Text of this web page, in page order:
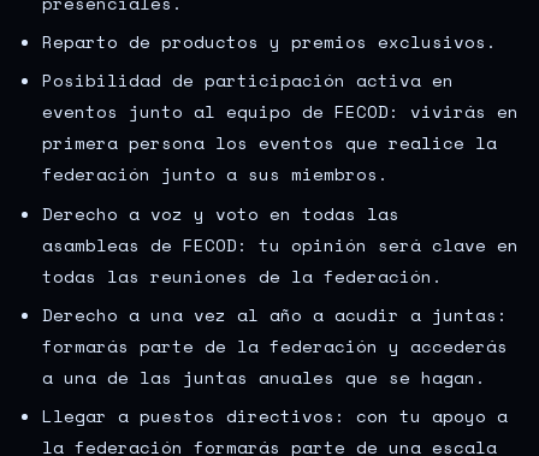
Reparto de productos y premios exclusivos.
Posibilidad de participación activa en
eventos junto al equipo de FECOD: vivirás en
primera persona los eventos que realice la
federación junto a sus miembros.
Derecho a voz y voto en todas las
asambleas de FECOD: tu opinión será clave en
todas las reuniones de la federación.
Derecho a una vez al año a acudir a juntas:
formarás parte de la federación y accederás
a una de las juntas anuales que se hagan.
Llegar a puestos directivos: con tu apoyo a
la federación formarás parte de una escala